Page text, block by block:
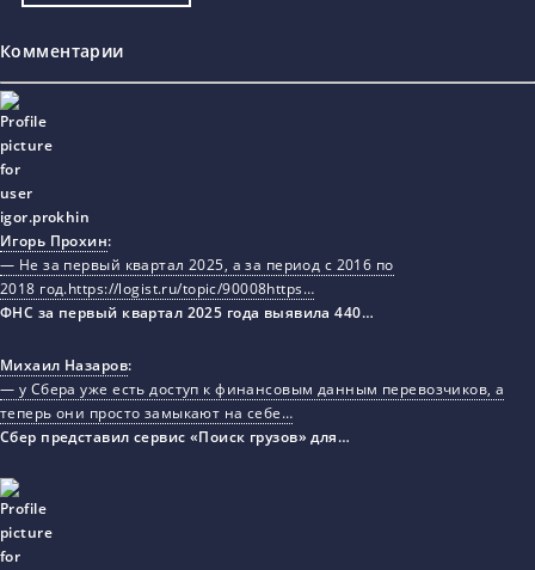
Комментарии
Игорь Прохин:
— Не за первый квартал 2025, а за период с 2016 по
2018 год.https://logist.ru/topic/90008https…
ФНС за первый квартал 2025 года выявила 440…
Михаил Назаров:
— у Сбера уже есть доступ к финансовым данным перевозчиков, а
теперь они просто замыкают на себе…
Сбер представил сервис «Поиск грузов» для…